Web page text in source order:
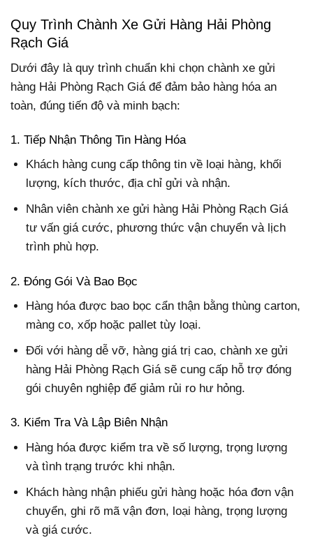
Quy Trình Chành Xe Gửi Hàng Hải Phòng
Rạch Giá
Dưới đây là quy trình chuẩn khi chọn chành xe gửi
hàng Hải Phòng Rạch Giá để đảm bảo hàng hóa an
toàn, đúng tiến độ và minh bạch:
1. Tiếp Nhận Thông Tin Hàng Hóa
Khách hàng cung cấp thông tin về loại hàng, khối
lượng, kích thước, địa chỉ gửi và nhận.
Nhân viên chành xe gửi hàng Hải Phòng Rạch Giá
tư vấn giá cước, phương thức vận chuyển và lịch
trình phù hợp.
2. Đóng Gói Và Bao Bọc
Hàng hóa được bao bọc cẩn thận bằng thùng carton,
màng co, xốp hoặc pallet tùy loại.
Đối với hàng dễ vỡ, hàng giá trị cao, chành xe gửi
hàng Hải Phòng Rạch Giá sẽ cung cấp hỗ trợ đóng
gói chuyên nghiệp để giảm rủi ro hư hỏng.
3. Kiểm Tra Và Lập Biên Nhận
Hàng hóa được kiểm tra về số lượng, trọng lượng
và tình trạng trước khi nhận.
Khách hàng nhận phiếu gửi hàng hoặc hóa đơn vận
chuyển, ghi rõ mã vận đơn, loại hàng, trọng lượng
và giá cước.